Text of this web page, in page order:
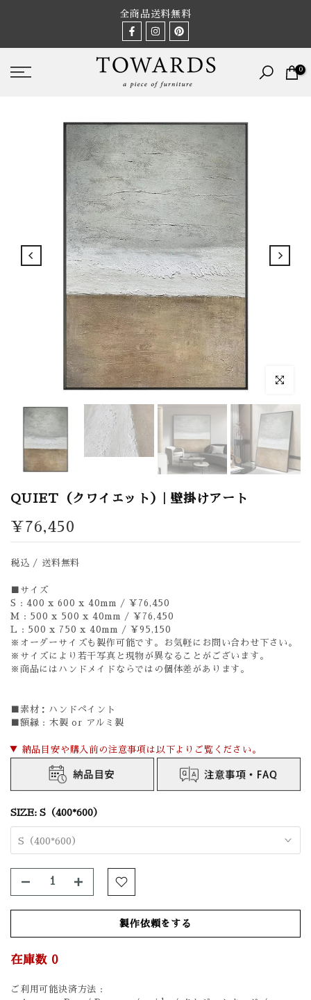
全商品送料無料
0
拡大表示
QUIET（クワイエット）| 壁掛けアート
¥76,450
税込 / 送料無料
■サイズ
S : 400 x 600 x 40mm / ￥76,450
M : 500 x 500 x 40mm / ￥76,450
L : 500 x 750 x 40mm / ￥95,150
※オーダーサイズも製作可能です。お気軽にお問い合わせ下さい。
※サイズにより若干写真と現物が異なることがございます。
※商品にはハンドメイドならではの個体差があります。
■素材： ハンドペイント
■額縁 : 木製 or アルミ製
▼ 納品目安や購入前の注意事項は以下よりご覧ください。
SIZE: S（400*600）
S（400*600）
製作依頼をする
在庫数 0
ご利用可能決済方法 :